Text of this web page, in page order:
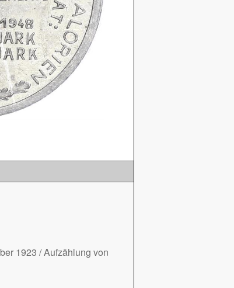
1923 / Aufzählung von